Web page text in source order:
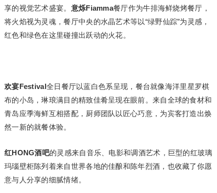
享的视觉艺术盛宴。 意烁Fiamma餐厅作为牛排海鲜烧烤餐厅，
将火焰视为灵魂，餐厅中央的水晶艺术等以“绿野仙踪”为灵感，
红色和绿色在这里碰撞出跃动的火花。
欢宴Festival全日餐厅以蓝白色系呈现，餐台就像海洋里星罗棋
布的小岛，琳琅满目的精致佳肴呈现在眼前。来自全球的食材和
青岛应季海鲜互相搭配，厨师团队以匠心巧意，为宾客打造出焕
然一新的就餐体验。
红HONG酒吧的灵感来自音乐、电影和调酒艺术，巨型的红玻璃
玛瑙壁柜陈列着来自世界各地的佳酿和陈年烈酒，也收藏了你愿
意与人分享的细腻情绪。